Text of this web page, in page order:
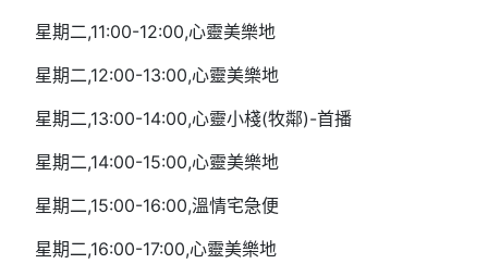
星期二,11:00-12:00,心靈美樂地
星期二,12:00-13:00,心靈美樂地
星期二,13:00-14:00,心靈小棧(牧鄰)-首播
星期二,14:00-15:00,心靈美樂地
星期二,15:00-16:00,溫情宅急便
星期二,16:00-17:00,心靈美樂地